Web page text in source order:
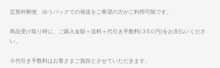
定形外郵便、ゆうパックでの発送をご希望の方がご利用可能です。
商品受け取り時に、ご購入金額＋送料＋代引き手数料(３5０円)をお支払いくださ
い。
※代引き手数料はお客さまご負担とさせていただきます。